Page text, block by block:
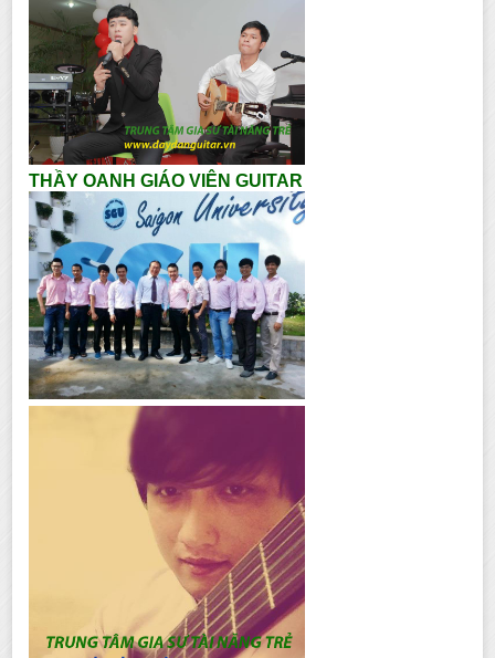
THẦY OANH GIÁO VIÊN GUITAR